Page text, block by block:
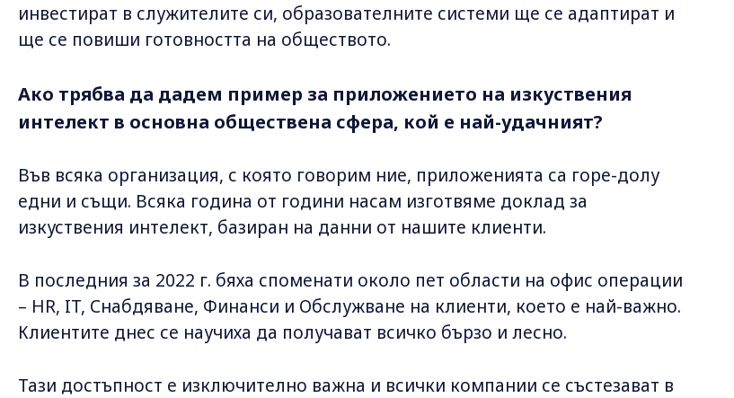
инвестират в служителите си, образователните системи ще се адаптират и
ще се повиши готовността на обществото.
Ако трябва да дадем пример за приложението на изкуствения
интелект в основна обществена сфера, кой е най-удачният?
Във всяка организация, с която говорим ние, приложенията са горе-долу
едни и същи. Всяка година от години насам изготвяме доклад за
изкуствения интелект, базиран на данни от нашите клиенти.
В последния за 2022 г. бяха споменати около пет области на офис операции
– HR, IT, Снабдяване, Финанси и Обслужване на клиенти, което е най-важно.
Клиентите днес се научиха да получават всичко бързо и лесно.
Тази достъпност е изключително важна и всички компании се състезават в